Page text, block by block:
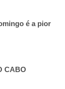
é a pior
CABO